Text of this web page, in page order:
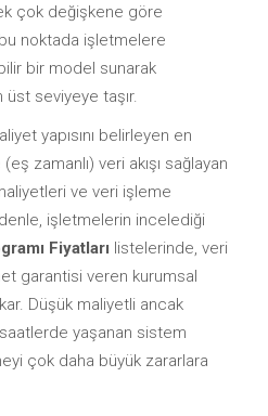
çok değişkene göre
noktada işletmelere
bir model sunarak
seviyeye taşır.
yapısını belirleyen en
zamanlı) veri akışı sağlayan
ve veri işleme
işletmelerin incelediği
Fiyatları listelerinde, veri
garantisi veren kurumsal
Düşük maliyetli ancak
saatlerde yaşanan sistem
çok daha büyük zararlara